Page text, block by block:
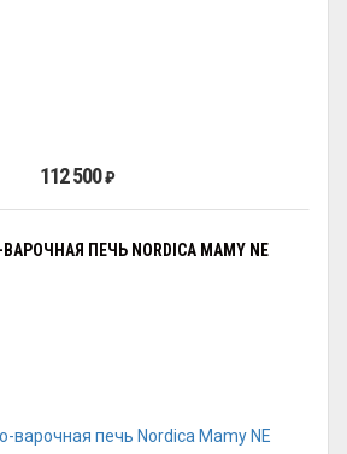
112 500₽
ПЕЧЬ NORDICA MAMY NE